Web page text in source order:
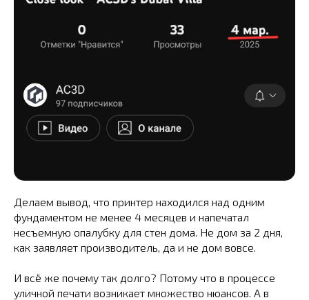
Делаем вывод, что принтер находился над одним
фундаментом не менее 4 месяцев и напечатал
несъемную опалубку для стен дома. Не дом за 2 дня,
как заявляет производитель, да и не дом вовсе.
И всё же почему так долго? Потому что в процессе
уличной печати возникает множество нюансов. А в